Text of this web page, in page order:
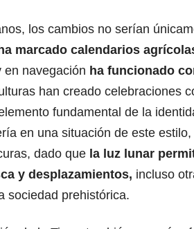
los cambios no serían
marcado calendarios
en navegación ha funcionado
han creado celebraciones
fundamental de la
en una situación de este
dado que la luz lunar
y desplazamientos, incluso
sociedad prehistórica.